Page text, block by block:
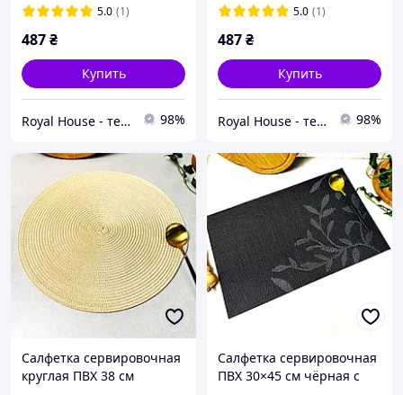
5.0 (1)
487₴
Купить
Royal House - текстиль твого дому 98%
5.0 (1)
487₴
Купить
Royal House - текстиль твого дому 98%
Салфетка сервировочная
круглая ПВХ 38 см
Салфетка сервировочная
ПВХ 30×45 см чёрная с